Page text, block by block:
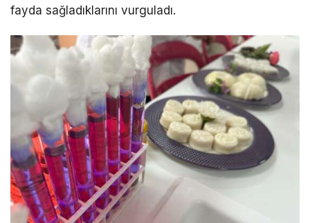
fayda sağladıklarını vurguladı.